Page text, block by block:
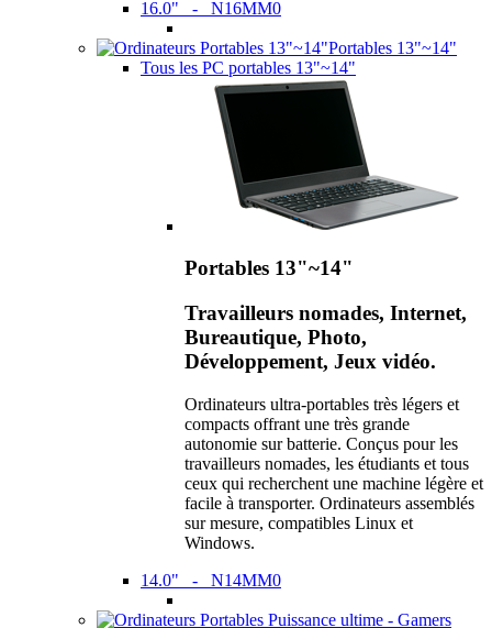
16.0" - N16MM0
Portables 13"~14"
Tous les PC portables 13"~14"
Portables 13"~14"
Travailleurs nomades, Internet,
Bureautique, Photo,
Développement, Jeux vidéo.
Ordinateurs ultra-portables très légers et
compacts offrant une très grande
autonomie sur batterie. Conçus pour les
travailleurs nomades, les étudiants et tous
ceux qui recherchent une machine légère et
facile à transporter. Ordinateurs assemblés
sur mesure, compatibles Linux et
Windows.
14.0" - N14MM0